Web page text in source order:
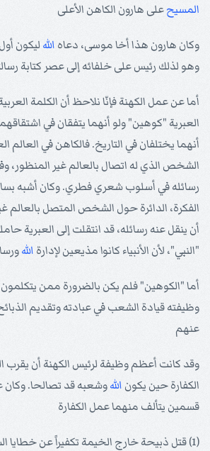
المسيحعلى هارون الكاهن الأعلى
وكان هارون هذا أخا موسى، دعاه الله ليكون
وهو لذلك رئيس على خلفائه إلى عصر كتابة
أما عن عمل الكهنة فإنّا نلاحظ أن الكلمة
العبرية "كوهين" ولو أنهما يتفقان في
أنهما يختلفان في التاريخ. فالكاهن في العالم
الشخص الذي له اتصال بالعالم غير المنظور،
رسائله في أسلوب شعري فطري. وكان أشبه
الفكرة، الدائرة حول الشخص المتصل بالعالم
أن ينقل عنه رسائله، قد انتقلت إلى العبرية
"النبي"، لأن الأنبياء كانوا مذيعين لإدارة الله
أما "الكوهين" فلم يكن بالضرورة ممن
وظيفته قيادة الشعب في عبادته وتقديم
عنهم
وقد كانت أعظم وظيفة لرئيس الكهنة أن يقرب
الكفارة حين يكون اللهوشعبه قد تصالحا. وكان
قسمين يتألف منهما عمل الكفارة
(1) قتل ذبيحة خارج الخيمة تكفيراً عن خطايا الشعب